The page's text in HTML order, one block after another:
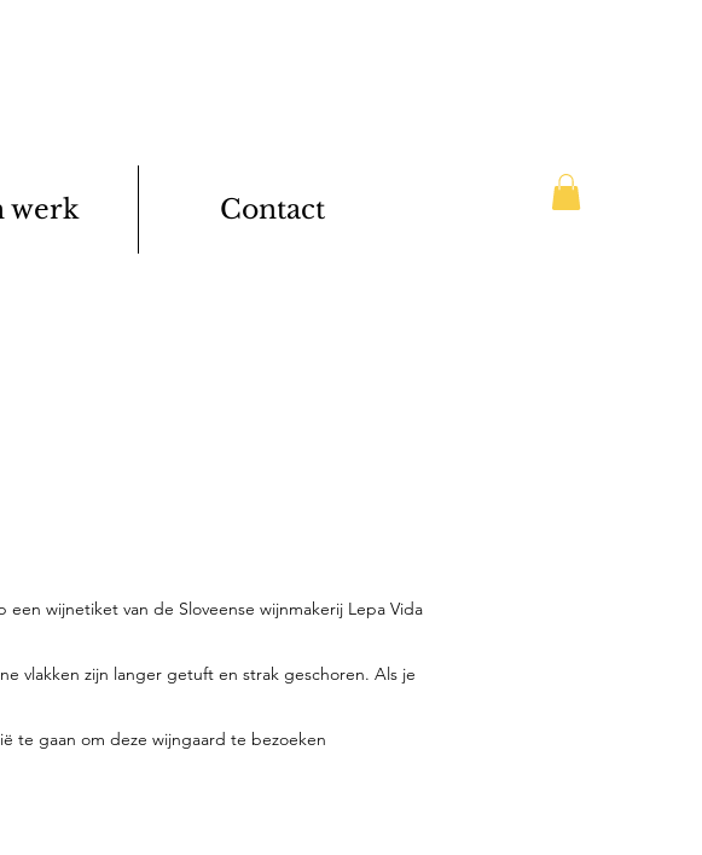
werk Contact
wijnetiket van de Sloveense wijnmakerij Lepa Vida
vlakken zijn langer getuft en strak geschoren. Als je
te gaan om deze wijngaard te bezoeken